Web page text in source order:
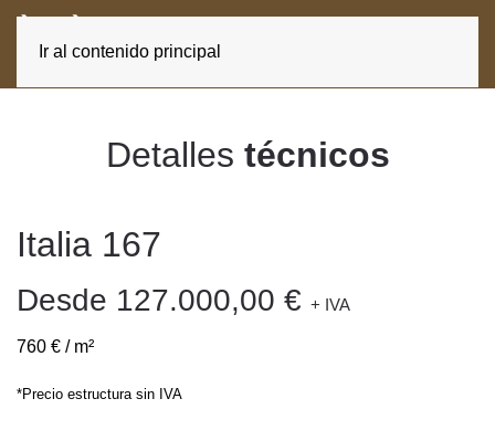
Ir al contenido principal
Detalles técnicos
Italia 167
Desde 127.000,00 € + IVA
760 € / m²
*Precio estructura sin IVA